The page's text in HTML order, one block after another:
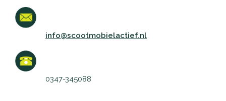
info@scootmobielactief.nl
0347-345088